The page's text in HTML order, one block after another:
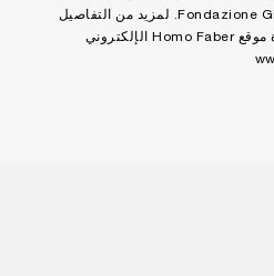
سبتمبر 2024 في Fondazione Giorgio Cini. لمزيد من التفاصيل
ومعلومات التذاكر، يُرجى زيارة موقع Homo Faber الإلكتروني